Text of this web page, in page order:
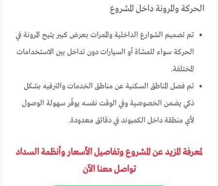
الحركة والمرونة داخل المشروع
تم تصميم الشوارع الداخلية والممرات بعرض كبير يتيح المرونة في
الحركة سواء للمشاة أو السيارات دون تداخل بين الاستخدامات
المختلفة.
تم فصل المناطق السكنية عن مناطق الخدمات والترفيه بشكل
ذكي يضمن الخصوصية وفي الوقت نفسه يوفّر سهولة الوصول
لأي منطقة داخل الكمبوند في دقائق معدودة.
لمعرفة المزيد عن المشروع وتفاصيل الأسعار وأنظمة السداد
تواصل معنا الآن